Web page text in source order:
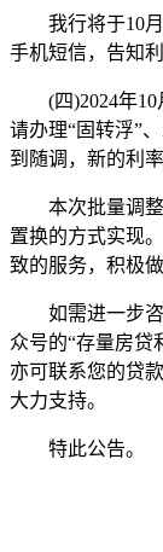
我行将于10月
手机短信，告知
(四)2024年10
请办理“固转浮”
到随调，新的利
本次批量调整
置换的方式实现
致的服务，积极
如需进一步咨
众号的“存量房贷
亦可联系您的贷
大力支持。
特此公告。